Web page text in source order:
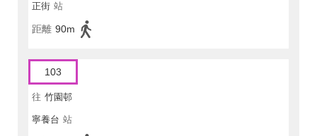
正街 站
距離 90m
103
往 竹園邨
寧養台 站